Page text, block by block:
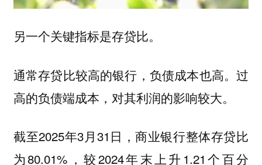
另一个关键指标是存贷比。
通常存贷比较高的银行，负债成本也高。过
高的负债端成本，对其利润的影响较大。
截至2025年3月31日，商业银行整体存贷比
为80.01%，较2024年末上升1.21个百分